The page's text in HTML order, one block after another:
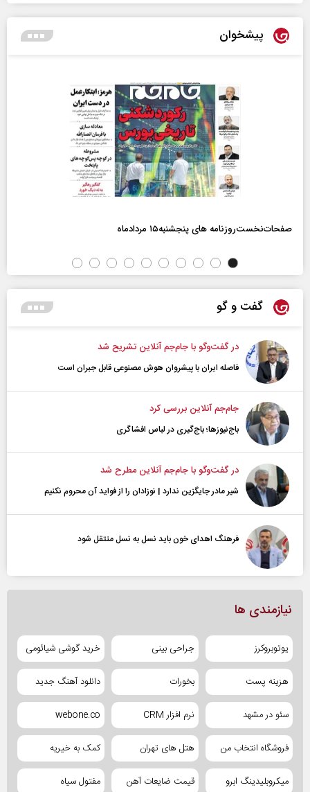
پیشخوان
صفحات‌نخست‌روزنامه ها‌ی پنجشنبه‌۱۵ مردادماه
گفت و گو
در گفت‌و‌گو با جام‌جم آنلاین تشریح شد
فاصله ایران با پیشرو‌ان هوش مصنوعی قابل جبران است
جام‌جم آنلاین بررسی کرد
باج‌نیوزها؛ باج‌گیری در لباس افشاگری
در گفت‌و‌گو با جام‌جم آنلاین مطرح شد
شیر مادر جایگزین ندارد | نوزادان را از فواید آن محروم نکنیم
فرهنگ اهدای خون باید نسل به نسل منتقل شود
نیازمندی ها
یوتوبروکرز جراحی بینی خرید گوشی شیائومی
هزینه پست بخورات دانلود آهنگ جدید
سئو در مشهد نرم افزار CRM webone.co
فروشگاه انتخاب من هتل های تهران کمک به خیریه
میکروبلیدینگ ابرو قیمت ضایعات آهن مفتول سیاه